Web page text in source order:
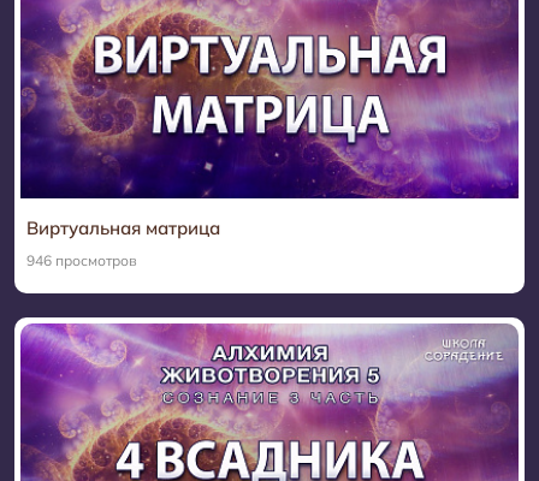
Виртуальная матрица
946 просмотров